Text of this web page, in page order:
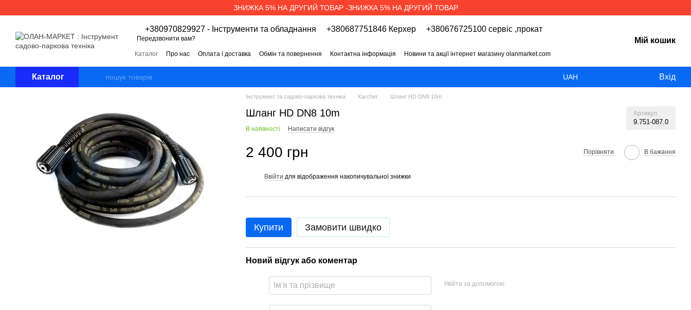
ЗНИЖКА 5% НА ДРУГИЙ ТОВАР -ЗНИЖКА 5% НА ДРУГИЙ ТОВАР
+380970829927 - Інструменти та обладнання +380687751846 Керхер +380676725100 сервіс ,прокат
Передзвонити вам?
Каталог Про нас Оплата і доставка Обмін та повернення Контактна інформація
Новини та акції інтернет магазину olanmarket.com
Мій кошик
Каталог UAH Вхід
Інструмент та садово-паркова техніка Karcher Шланг HD DN8 10m
Шланг HD DN8 10m Артикул
9.751-087.0
В наявності Написати відгук
2 400 грн Порівняти В бажання
Ввійти для відображення накопичувальної знижки
Купити Замовити швидко
Новий відгук або коментар
Увійти за допомогою